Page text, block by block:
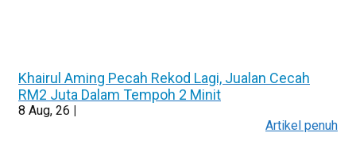
Khairul Aming Pecah Rekod Lagi, Jualan Cecah
RM2 Juta Dalam Tempoh 2 Minit
8 Aug, 26 |
Artikel penuh